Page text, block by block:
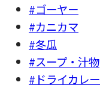
#ゴーヤー
#カニカマ
#冬瓜
#スープ・汁物
#ドライカレー